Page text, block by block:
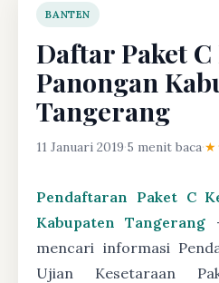
BANTEN
Daftar Paket
Panongan
Tangerang
11 Januari 2019·5 menit baca·
Pendaftaran Paket C
Kabupaten Tangerang
mencari informasi
Ujian Kesetaraan